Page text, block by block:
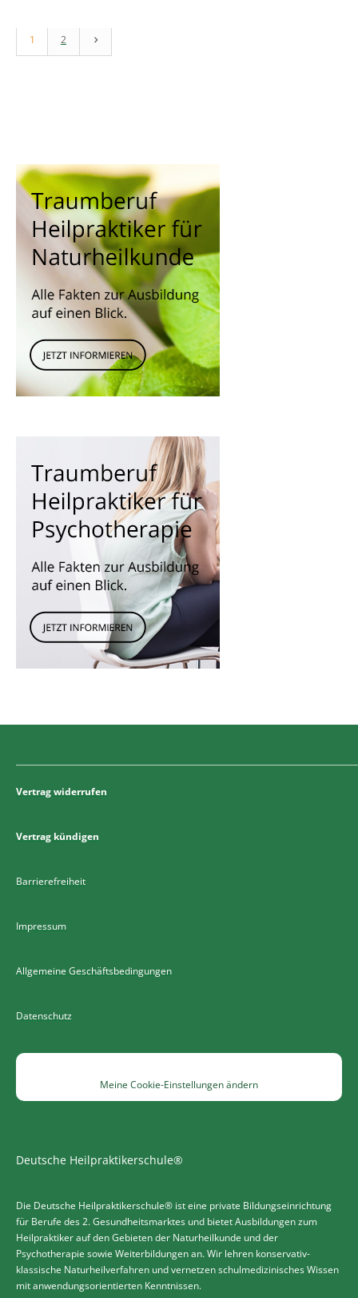
1 2
Vertrag widerrufen
Vertrag kündigen
Barrierefreiheit
Impressum
Allgemeine Geschäftsbedingungen
Datenschutz
Meine Cookie-Einstellungen ändern
Deutsche Heilpraktikerschule®
Die Deutsche Heilpraktikerschule® ist eine private Bildungseinrichtung
für Berufe des 2. Gesundheitsmarktes und bietet Ausbildungen zum
Heilpraktiker auf den Gebieten der Naturheilkunde und der
Psychotherapie sowie Weiterbildungen an. Wir lehren konservativ-
klassische Naturheilverfahren und vernetzen schulmedizinisches Wissen
mit anwendungsorientierten Kenntnissen.